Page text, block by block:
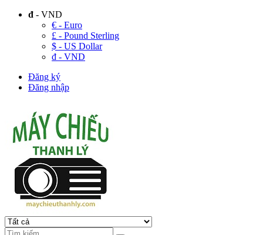
đ - VND
€ - Euro
£ - Pound Sterling
$ - US Dollar
đ - VND
Đăng ký
Đăng nhập